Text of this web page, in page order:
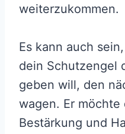
weiterzukommen.
Es kann auch
dein Schutzengel
geben will, den
wagen. Er
Bestärkung und